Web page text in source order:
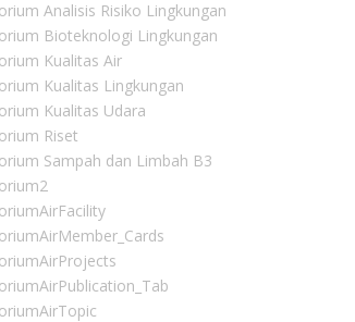
Analisis Risiko Lingkungan
Bioteknologi Lingkungan
Kualitas Air
Kualitas Lingkungan
Kualitas Udara
Riset
Sampah dan Limbah B3